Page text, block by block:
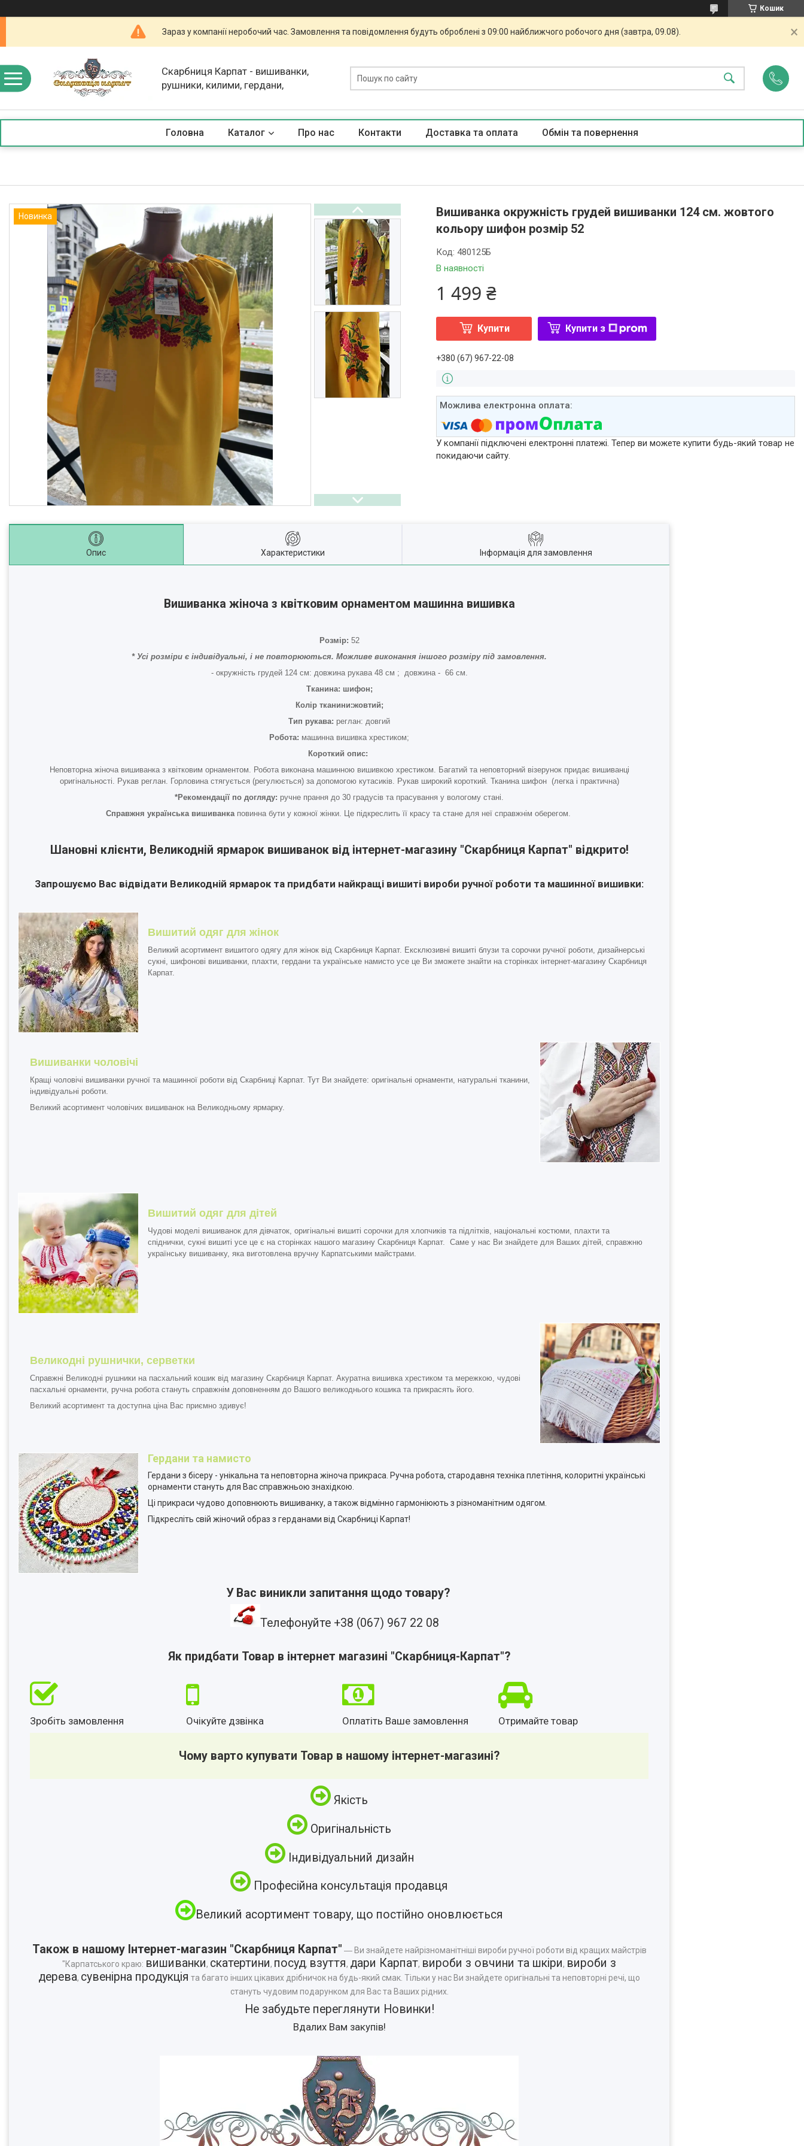
Кошик
Зараз у компанії неробочий час. Замовлення та повідомлення будуть оброблені з 09:00 найближчого робочого дня (завтра, 09.08).
Скарбниця Карпат - вишиванки,
рушники, килими, гердани,
Головна Каталог Про нас Контакти Доставка та оплата Обмін та повернення
Новинка
Вишиванка окружність грудей вишиванки 124 см. жовтого
кольору шифон розмір 52
В наявності
Код:480125Б
1 499 ₴
Купити Купити з
+380 (67) 967-22-08
У компанії підключені електронні платежі. Тепер ви можете купити будь-який товар не
покидаючи сайту.
Опис Характеристики Інформація для замовлення
Вишиванка жіноча з квітковим орнаментом машинна вишивка
Розмір: 52
* Усі розміри є індивідуальні, і не повторюються. Можливе виконання іншого розміру під замовлення.
- окружність грудей 124 см: довжина рукава 48 см ; довжина - 66 см.
Тканина: шифон;
Колір тканини:жовтий;
Тип рукава: реглан: довгий
Робота: машинна вишивка хрестиком;
Короткий опис:
Неповторна жіноча вишиванка з квітковим орнаментом. Робота виконана машинною вишивкою хрестиком. Багатий та неповторний візерунок придає вишиванці
оригінальності. Рукав реглан. Горловина стягується (регулюється) за допомогою кутасиків. Рукав широкий короткий. Тканина шифон (легка і практична)
*Рекомендації по догляду: ручне прання до 30 градусів та прасування у вологому стані.
Справжня українська вишиванкаповинна бути у кожної жінки. Це підкреслить її красу та стане для неї справжнім оберегом.
Шановні клієнти, Великодній ярмарок вишиванок від інтернет-магазину "Скарбниця Карпат" відкрито!
Запрошуємо Вас відвідати Великодній ярмарок та придбати найкращі вишиті вироби ручної роботи та машинної вишивки:
Вишитий одяг для жінок
Великий асортимент вишитого одягу для жінок від Скарбниця Карпат. Ексклюзивні вишиті блузи та сорочки ручної роботи , дизайнерські
сукні, шифонові вишиванки, плахти, гердани та українське намисто усе це Ви зможете знайти на сторінках інтернет-магазину Скарбниця
Карпат.
Вишиванки чоловічі
Кращі чоловічі вишиванки ручної та машинної роботи від Скарбниці Карпат. Тут Ви знайдете: оригінальні орнаменти, натуральні тканини,
індивідуальні роботи.
Великий асортимент чоловічих вишиванок на Великодньому ярмарку.
Вишитий одяг для дітей
Чудові моделі вишиванок для дівчаток , оригінальні вишиті сорочки для хлопчиків та підлітків, національні костюми, плахти та
спіднички, сукні вишиті усе це є на сторінках нашого магазину Скарбниця Карпат.
Саме у нас Ви знайдете для Ваших дітей, справжню
українську вишиванку, яка виготовлена вручну Карпатськими майстрами.
Великодні рушнички, серветки
Справжні Великодні рушники на пасхальний кошик від магазину Скарбниця Карпат. Акуратна вишивка хрестиком та мережкою, чудові
пасхальні орнаменти, ручна робота стануть справжнім доповненням до Вашого великоднього кошика та прикрасять його.
Великий асортимент та доступна ціна Вас приємно здивує!
Гердани та намисто
Гердани з бісеру - унікальна та неповторна жіноча прикраса. Ручна робота, стародавня техніка плетіння, колоритні українські
орнаменти стануть для Вас справжньою знахідкою.
Ці прикраси чудово доповнюють вишиванку, а також відмінно гармоніюють з різноманітним одягом.
Підкресліть свій жіночий образ з герданами від Скарбниці Карпат!
У Вас виникли запитання щодо товару?
Телефонуйте +38 (067) 967 22 08
Як придбати Товар в інтернет магазині "Скарбниця-Карпат"?
Зробіть замовлення Очікуйте дзвінка Оплатіть Ваше замовлення Отримайте товар
Чому варто купувати Товар в нашому інтернет-магазині?
Якість
Оригінальність
Індивідуальний дизайн
Професійна консультація продавця
Великий асортимент товару, що постійно оновлюється
Також в нашому Інтернет-магазин "Скарбниця Карпат" ― Ви знайдете найрізноманітніші вироби ручної роботи від кращих майстрів
"Карпатського краю: вишиванки, скатертини, посуд, взуття, дари Карпат, вироби з овчини та шкіри, вироби з
дерева, сувенірна продукція та багато інших цікавих дрібничок на будь-який смак. Тільки у нас Ви знайдете оригінальні та неповторні речі, що
стануть чудовим подарунком для Вас та Ваших рідних.
Не забудьте переглянути Новинки!
Вдалих Вам закупів!